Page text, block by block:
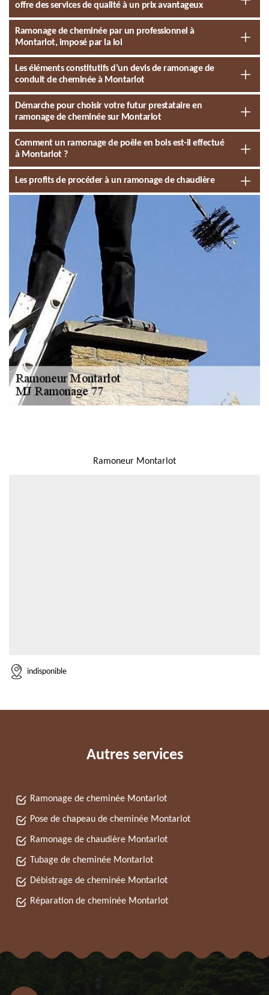
offre des services de qualité à un prix avantageux
Ramonage de cheminée par un professionnel à
Montarlot, imposé par la loi
Les éléments constitutifs d’un devis de ramonage de
conduit de cheminée à Montarlot
Démarche pour choisir votre futur prestataire en
ramonage de cheminée sur Montarlot
Comment un ramonage de poêle en bois est-il effectué
à Montarlot ?
Les profits de procéder à un ramonage de chaudière
Ramoneur Montarlot
indisponible
Autres services
Ramonage de cheminée Montarlot
Pose de chapeau de cheminée Montarlot
Ramonage de chaudière Montarlot
Tubage de cheminée Montarlot
Débistrage de cheminée Montarlot
Réparation de cheminée Montarlot